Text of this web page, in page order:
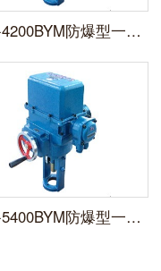
DKZ-4200BYM防爆型一体化电动执行机构
DKZ-5400BYM防爆型一体化电动执行器